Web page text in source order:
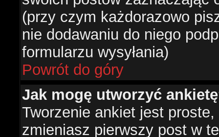
(przy czym każdorazowo
nie dodawaniu do niego
formularzu wysyłania)
Powrót do góry
Jak mogę utworzyć
Tworzenie ankiet jest
zmieniasz pierwszy post w